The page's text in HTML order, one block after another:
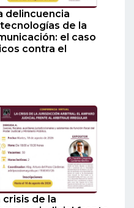
delincuencia
de la
el caso
contra el
de la